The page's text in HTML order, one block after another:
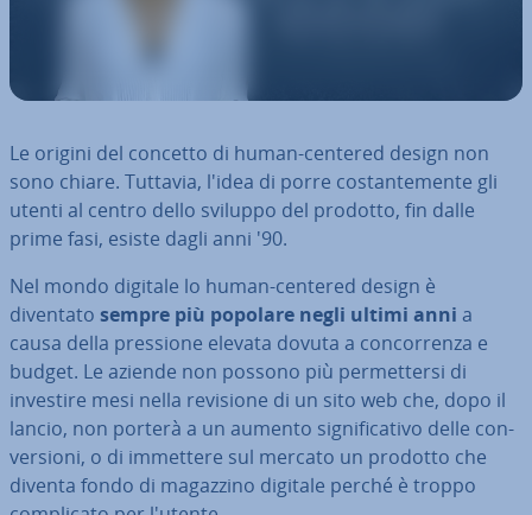
Le origini del concetto di human-centered design non
sono chiare. Tuttavia, l'idea di porre co­stan­te­men­te gli
utenti al centro dello sviluppo del prodotto, fin dalle
prime fasi, esiste dagli anni '90.
Nel mondo digitale lo human-centered design è
diventato sempre più popolare negli ultimi anni a
causa della pressione elevata dovuta a con­cor­ren­za e
budget. Le aziende non possono più per­met­ter­si di
investire mesi nella revisione di un sito web che, dopo il
lancio, non porterà a un aumento si­gni­fi­ca­ti­vo delle con­
ver­sio­ni, o di immettere sul mercato un prodotto che
diventa fondo di magazzino digitale perché è troppo